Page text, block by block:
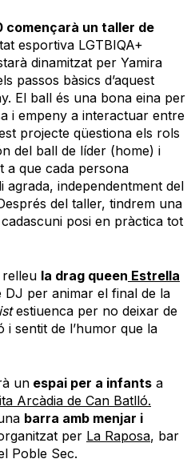
començarà un taller de
esportiva LGTBIQA+
dinamitzat per Yamira
passos bàsics d’aquest
El ball és una bona eina per
i empeny a interactuar entre
projecte qüestiona els rols
del ball de líder (home) i
a que cada persona
agrada, independentment del
del taller, tindrem una
posi en pràctica tot
la drag queen Estrella
DJ per animar el final de la
estiuenca per no deixar de
i sentit de l’humor que la
un espai per a infants a
Arcàdia de Can Batlló.
barra amb menjar i
per La Raposa, bar
Poble Sec.